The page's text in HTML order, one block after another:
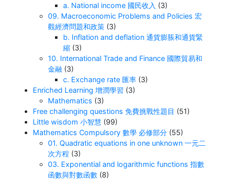
a. National income 國民收入 (3)
09. Macroeconomic Problems and Policies 宏
觀經濟問題和政策 (3)
b. Inflation and deflation 通貨膨脹和通貨緊
縮 (3)
10. International Trade and Finance 國際貿易和
金融 (3)
c. Exchange rate 匯率 (3)
Enriched Learning 增潤學習 (3)
Mathematics (3)
Free challenging questions 免費挑戰性題目 (51)
Little wisdom 小智慧 (99)
Mathematics Compulsory 數學 必修部分 (55)
01. Quadratic equations in one unknown 一元二
次方程 (3)
03. Exponential and logarithmic functions 指數
函數與對數函數 (8)